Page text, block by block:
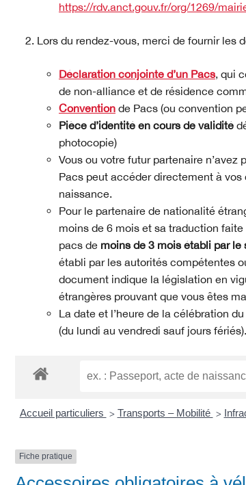
https://rdv.anct.gouv.fr/org/1269/
Lors du rendez-vous, merci de fournir les
Déclaration conjointe d’un Pacs, qui
de non-alliance et de résidence
Convention de Pacs (ou convention
Pièce d’identité en cours de validité
photocopie)
Vous ou votre futur partenaire n’avez
Pacs peut accéder directement à
naissance.
Pour le partenaire de nationalité
moins de 6 mois et sa traduction
pacs de moins de 3 mois établi par
établi par les autorités compétentes
document indique la législation en
étrangères prouvant que vous êtes
La date et l’heure de la célébration
(du lundi au vendredi sauf jours fériés).
Accueil particuliers > Transports – Mobilité >
Fiche pratique